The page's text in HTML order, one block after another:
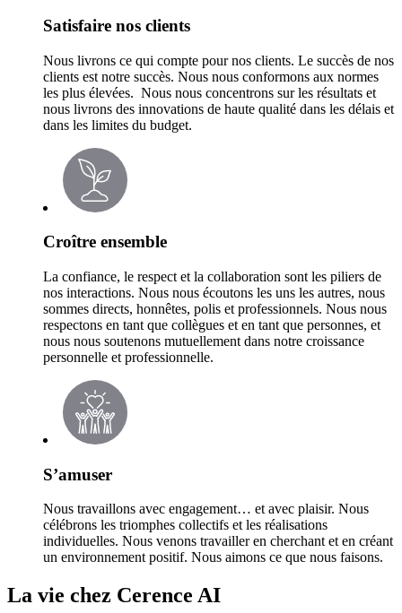
Satisfaire nos clients
Nous livrons ce qui compte pour nos clients. Le succès de nos
clients est notre succès. Nous nous conformons aux normes
les plus élevées. Nous nous concentrons sur les résultats et
nous livrons des innovations de haute qualité dans les délais et
dans les limites du budget.
Croître ensemble
La confiance, le respect et la collaboration sont les piliers de
nos interactions. Nous nous écoutons les uns les autres, nous
sommes directs, honnêtes, polis et professionnels. Nous nous
respectons en tant que collègues et en tant que personnes, et
nous nous soutenons mutuellement dans notre croissance
personnelle et professionnelle.
S’amuser
Nous travaillons avec engagement… et avec plaisir. Nous
célébrons les triomphes collectifs et les réalisations
individuelles. Nous venons travailler en cherchant et en créant
un environnement positif. Nous aimons ce que nous faisons.
La vie chez Cerence AI